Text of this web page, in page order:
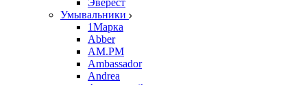
Эверест
Умывальники
1Марка
Abber
AM.PM
Ambassador
Andrea